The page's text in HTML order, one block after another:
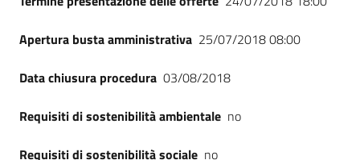
Apertura busta amministrativa 25/07/2018 08:00
Data chiusura procedura 03/08/2018
Requisiti di sostenibilità ambientale no
Requisiti di sostenibilità sociale no